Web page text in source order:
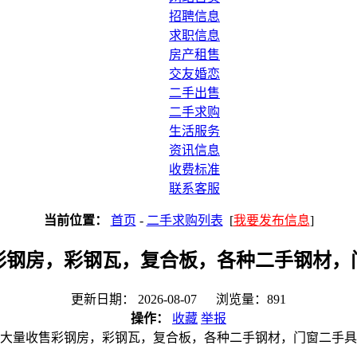
招聘信息
求职信息
房产租售
交友婚恋
二手出售
二手求购
生活服务
资讯信息
收费标准
联系客服
当前位置： 首页 - 二手求购列表 [我要发布信息]
钢房，彩钢瓦，复合板，各种二手钢材，
更新日期： 2026-08-07 浏览量：891
操作：
收藏 举报
大量收售彩钢房，彩钢瓦，复合板，各种二手钢材，门窗二手具